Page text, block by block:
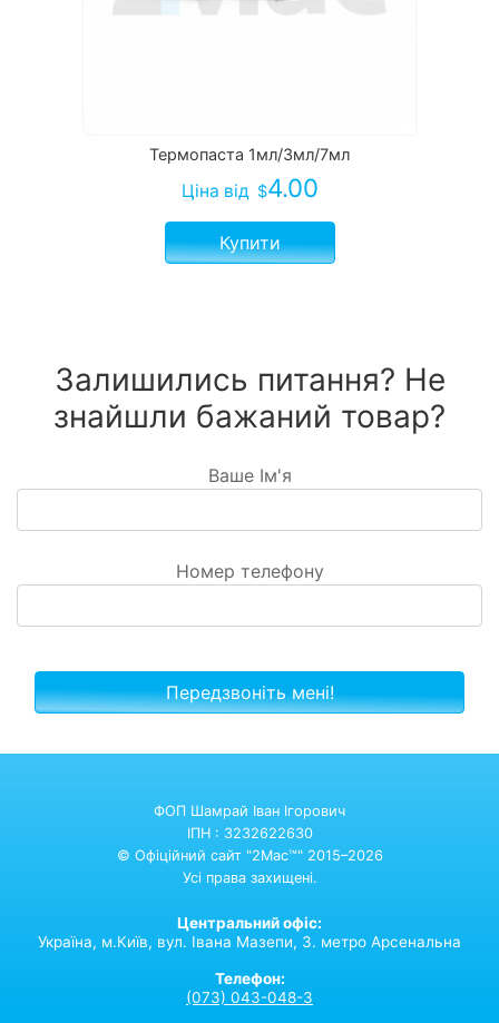
Термопаста 1мл/3мл/7мл
Ціна від $4.00
Купити
Залишились питання? Не
знайшли бажаний товар?
Ваше Ім'я
Номер телефону
ФОП Шамрай Іван Ігорович
ІПН : 3232622630
© Офіційний сайт "2Mac™" 2015–2026
Усі права захищені.
Центральний офіс:
Україна, м.Київ, вул. Івана Мазепи, 3. метро Арсенальна
Телефон:
(073) 043-048-3